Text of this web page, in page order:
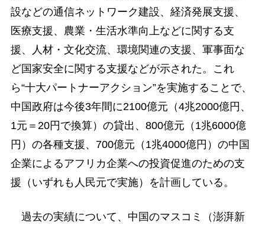
設などの通信ネットワーク建設、経済発展支援、
医療支援、農業・生活水準向上などに関する支
援、人材・文化交流、環境関連の支援、軍事面な
ど国家安全に関する支援などが示された。これ
ら“十大パートナーアクション”を実施することで、
中国政府は今後3年間に2100億元（4兆2000億円、
1元＝20円で換算）の貸出、800億元（1兆6000億
円）の各種支援、700億元（1兆4000億円）の中国
企業によるアフリカ企業への投資促進のための支
援（いずれも人民元で実施）を計画している。
過去の実績について、中国のマスコミ（澎湃新